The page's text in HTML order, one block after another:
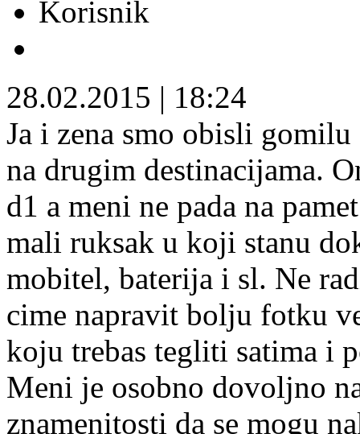
Korisnik
28.02.2015 | 18:24
Ja i zena smo obisli
na drugim destinacijama.
d1 a meni ne pada na
mali ruksak u koji stanu
mobitel, baterija i sl. Ne
cime napravit bolju fotku
koju trebas tegliti satima i
Meni je osobno dovoljno
znamenitosti da se mogu